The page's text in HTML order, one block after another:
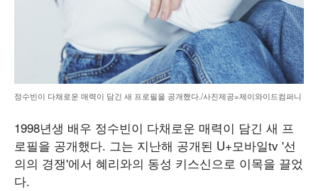
정수빈이 다채로운 매력이 담긴 새 프로필을 공개했다./사진제공=제이와이드컴퍼니
1998년생 배우 정수빈이 다채로운 매력이 담긴 새 프
로필을 공개했다. 그는 지난해 공개된 U+모바일tv '선
의의 경쟁'에서 혜리와의 동성 키스신으로 이목을 끌었
다.